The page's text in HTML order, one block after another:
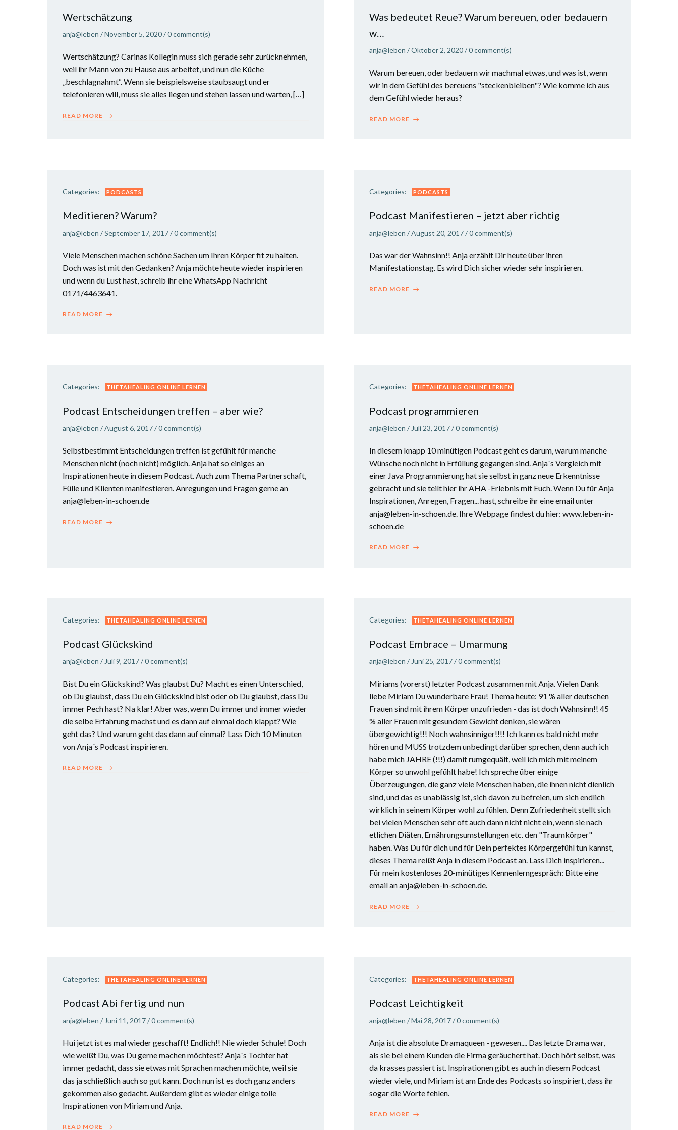
Wertschätzung
anja@leben /November 5, 2020/0comment(s)
Wertschätzung? Carinas Kollegin muss sich gerade sehr zurücknehmen,
weil ihr Mann von zu Hause aus arbeitet, und nun die Küche
„beschlagnahmt“. Wenn sie beispielsweise staubsaugt und er
telefonieren will, muss sie alles liegen und stehen lassen und warten, […]
READ MORE
Was bedeutet Reue? Warum bereuen, oder bedauern
w…
anja@leben /Oktober 2, 2020/0comment(s)
Warum bereuen, oder bedauern wir machmal etwas, und was ist, wenn
wir in dem Gefühl des bereuens "steckenbleiben"? Wie komme ich aus
dem Gefühl wieder heraus?
READ MORE
Categories: PODCASTS
Meditieren? Warum?
anja@leben /September 17, 2017/0comment(s)
Viele Menschen machen schöne Sachen um Ihren Körper fit zu halten.
Doch was ist mit den Gedanken? Anja möchte heute wieder inspirieren
und wenn du Lust hast, schreib ihr eine WhatsApp Nachricht
0171/4463641.
READ MORE
Categories: PODCASTS
Podcast Manifestieren – jetzt aber richtig
anja@leben /August 20, 2017/0comment(s)
Das war der Wahnsinn!! Anja erzählt Dir heute über ihren
Manifestationstag. Es wird Dich sicher wieder sehr inspirieren.
READ MORE
Categories: THETAHEALING ONLINE LERNEN
Podcast Entscheidungen treffen – aber wie?
anja@leben /August 6, 2017/0comment(s)
Selbstbestimmt Entscheidungen treffen ist gefühlt für manche
Menschen nicht (noch nicht) möglich. Anja hat so einiges an
Inspirationen heute in diesem Podcast. Auch zum Thema Partnerschaft,
Fülle und Klienten manifestieren. Anregungen und Fragen gerne an
anja@leben-in-schoen.de
READ MORE
Categories: THETAHEALING ONLINE LERNEN
Podcast programmieren
anja@leben / Juli 23, 2017/0comment(s)
In diesem knapp 10 minütigen Podcast geht es darum, warum manche
Wünsche noch nicht in Erfüllung gegangen sind. Anja´s Vergleich mit
einer Java Programmierung hat sie selbst in ganz neue Erkenntnisse
gebracht und sie teilt hier ihr AHA -Erlebnis mit Euch. Wenn Du für Anja
Inspirationen, Anregen, Fragen... hast, schreibe ihr eine email unter
anja@leben-in-schoen.de. Ihre Webpage findest du hier: www.leben-in-
schoen.de
READ MORE
Categories: THETAHEALING ONLINE LERNEN
Podcast Glückskind
anja@leben / Juli 9, 2017/0comment(s)
Bist Du ein Glückskind? Was glaubst Du? Macht es einen Unterschied,
ob Du glaubst, dass Du ein Glückskind bist oder ob Du glaubst, dass Du
immer Pech hast? Na klar! Aber was, wenn Du immer und immer wieder
die selbe Erfahrung machst und es dann auf einmal doch klappt? Wie
geht das? Und warum geht das dann auf einmal? Lass Dich 10 Minuten
von Anja´s Podcast inspirieren.
READ MORE
Categories: THETAHEALING ONLINE LERNEN
Podcast Embrace – Umarmung
anja@leben / Juni 25, 2017/0comment(s)
Miriams (vorerst) letzter Podcast zusammen mit Anja. Vielen Dank
liebe Miriam Du wunderbare Frau! Thema heute: 91 % aller deutschen
Frauen sind mit ihrem Körper unzufrieden - das ist doch Wahnsinn!! 45
% aller Frauen mit gesundem Gewicht denken, sie wären
übergewichtig!!! Noch wahnsinniger!!!! Ich kann es bald nicht mehr
hören und MUSS trotzdem unbedingt darüber sprechen, denn auch ich
habe mich JAHRE (!!!) damit rumgequält, weil ich mich mit meinem
Körper so unwohl gefühlt habe! Ich spreche über einige
Überzeugungen, die ganz viele Menschen haben, die ihnen nicht dienlich
sind, und das es unablässig ist, sich davon zu befreien, um sich endlich
wirklich in seinem Körper wohl zu fühlen. Denn Zufriedenheit stellt sich
bei vielen Menschen sehr oft auch dann nicht nicht ein, wenn sie nach
etlichen Diäten, Ernährungsumstellungen etc. den "Traumkörper"
haben. Was Du für dich und für Dein perfektes Körpergefühl tun kannst,
dieses Thema reißt Anja in diesem Podcast an. Lass Dich inspirieren...
Für mein kostenloses 20-minütiges Kennenlerngespräch: Bitte eine
email an anja@leben-in-schoen.de.
READ MORE
Categories: THETAHEALING ONLINE LERNEN
Podcast Abi fertig und nun
anja@leben / Juni 11, 2017/0comment(s)
Hui jetzt ist es mal wieder geschafft! Endlich!! Nie wieder Schule! Doch
wie weißt Du, was Du gerne machen möchtest? Anja´s Tochter hat
immer gedacht, dass sie etwas mit Sprachen machen möchte, weil sie
das ja schließlich auch so gut kann. Doch nun ist es doch ganz anders
gekommen also gedacht. Außerdem gibt es wieder einige tolle
Inspirationen von Miriam und Anja.
READ MORE
Categories: THETAHEALING ONLINE LERNEN
Podcast Leichtigkeit
anja@leben /Mai 28, 2017/0comment(s)
Anja ist die absolute Dramaqueen - gewesen.... Das letzte Drama war,
als sie bei einem Kunden die Firma geräuchert hat. Doch hört selbst, was
da krasses passiert ist. Inspirationen gibt es auch in diesem Podcast
wieder viele, und Miriam ist am Ende des Podcasts so inspiriert, dass ihr
sogar die Worte fehlen.
READ MORE